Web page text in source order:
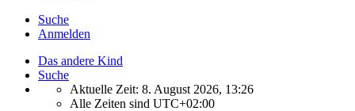
Suche
Anmelden
Das andere Kind
Suche
Aktuelle Zeit: 8. August 2026, 13:26
Alle Zeiten sind UTC+02:00